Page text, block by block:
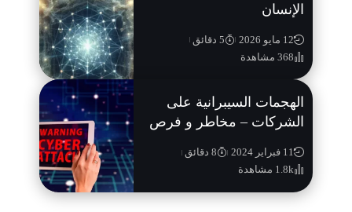
الإنسان
12 مايو 2026
5 دقائق
368 مشاهدة
الهجمات السيبرانية على
الشركات – مخاطر و فرص
11 فبراير 2024
8 دقائق
1.8k مشاهدة